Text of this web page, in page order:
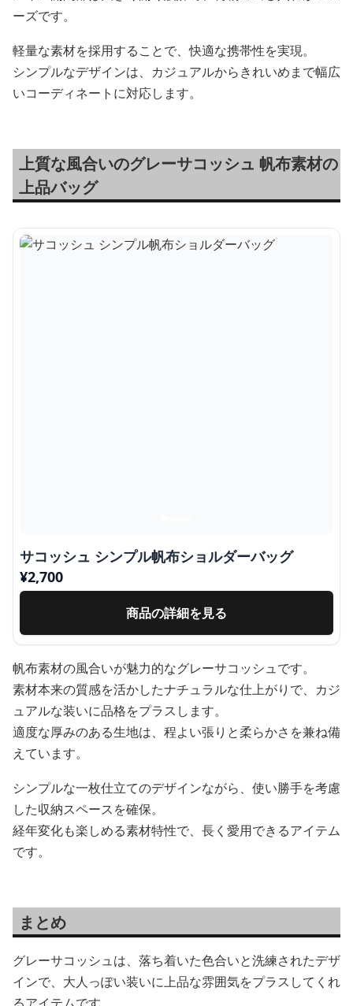
ーズです。
軽量な素材を採用することで、快適な携帯性を実現。
シンプルなデザインは、カジュアルからきれいめまで幅広
いコーディネートに対応します。
上質な風合いのグレーサコッシュ 帆布素材の
上品バッグ
サコッシュ シンプル帆布ショルダーバッグ
¥2,700
商品の詳細を見る
帆布素材の風合いが魅力的なグレーサコッシュです。
素材本来の質感を活かしたナチュラルな仕上がりで、カジ
ュアルな装いに品格をプラスします。
適度な厚みのある生地は、程よい張りと柔らかさを兼ね備
えています。
シンプルな一枚仕立てのデザインながら、使い勝手を考慮
した収納スペースを確保。
経年変化も楽しめる素材特性で、長く愛用できるアイテム
です。
まとめ
グレーサコッシュは、落ち着いた色合いと洗練されたデザ
インで、大人っぽい装いに上品な雰囲気をプラスしてくれ